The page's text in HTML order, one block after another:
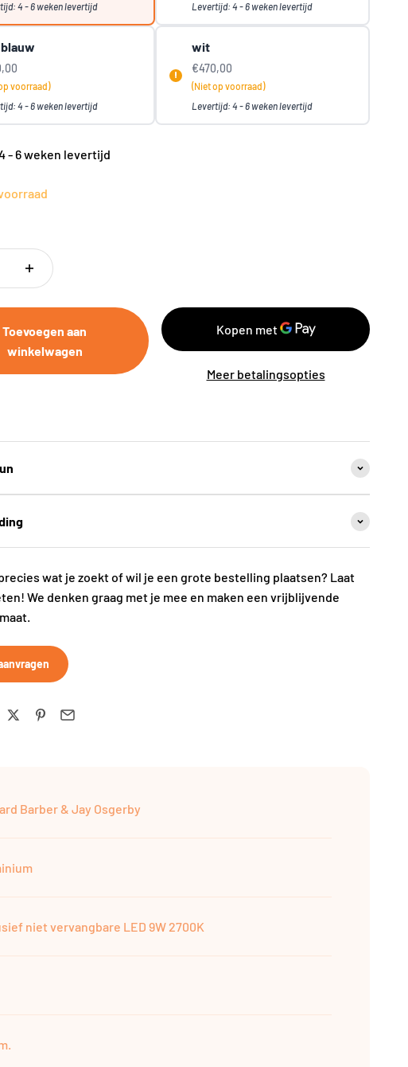
4 - 6 weken levertijd
Levertijd: 4 - 6 weken levertijd
voorraad)
4 - 6 weken levertijd
wit
€470,00
(Niet op voorraad)
Levertijd: 4 - 6 weken levertijd
- 6 weken levertijd
Toevoegen aan
winkelwagen
Meer betalingsopties
wat je zoekt of wil je een grote bestelling plaatsen? Laat
We denken graag met je mee en maken een vrijblijvende
Barber & Jay Osgerby
niet vervangbare LED 9W 2700K